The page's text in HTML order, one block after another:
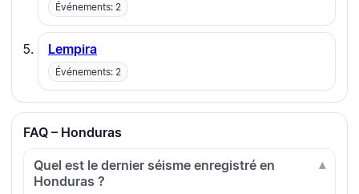
Événements: 2
Lempira
Événements: 2
FAQ – Honduras
Quel est le dernier séisme enregistré en
Honduras ?